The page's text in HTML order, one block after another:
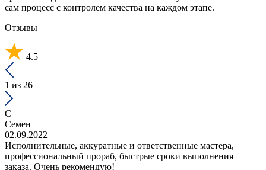
сам процесс с контролем качества на каждом этапе.
Отзывы
4.5
1 из 26
С
Семен
02.09.2022
Исполнительные, аккуратные и ответственные мастера,
профессиональный прораб, быстрые сроки выполнения
заказа. Очень рекомендую!